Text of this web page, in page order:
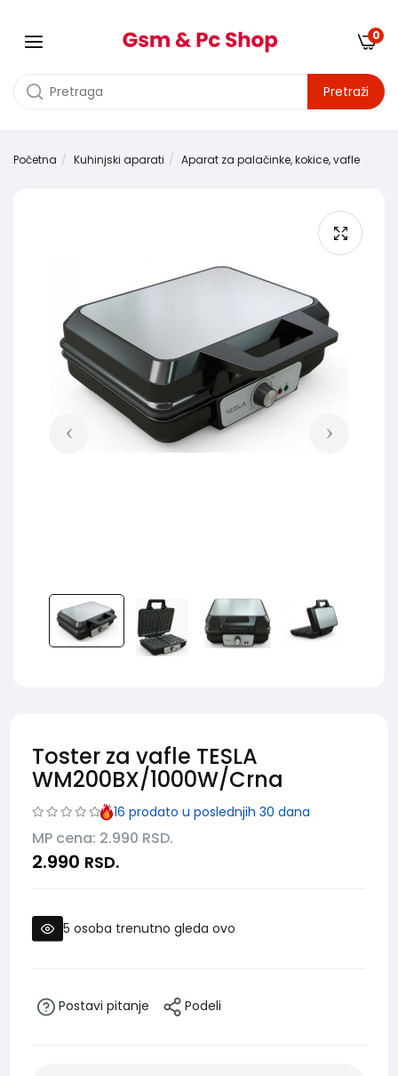
Pretraži
0
Početna Kuhinjski aparati Aparat za palačinke, kokice, vafle
Toster za vafle TESLA
WM200BX/1000W/Crna
16 prodato u poslednjih 30 dana
MP cena: 2.990 RSD.
2.990 RSD.
5 osoba trenutno gleda ovo
Postavi pitanje Podeli